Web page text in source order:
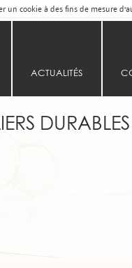
un cookie à des fins de mesure
ACTUALITÉS